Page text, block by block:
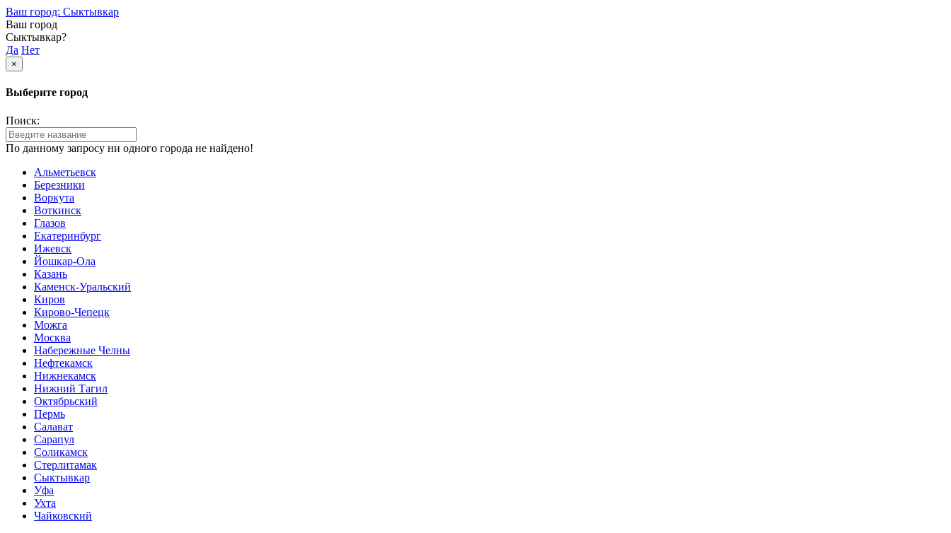
Ваш город: Сыктывкар
Ваш город
Сыктывкар?
Да Нет
×
Выберите город
Поиск:
По данному запросу ни одного города не найдено!
Альметьевск
Березники
Воркута
Воткинск
Глазов
Екатеринбург
Ижевск
Йошкар-Ола
Казань
Каменск-Уральский
Киров
Кирово-Чепецк
Можга
Москва
Набережные Челны
Нефтекамск
Нижнекамск
Нижний Тагил
Октябрьский
Пермь
Салават
Сарапул
Соликамск
Стерлитамак
Сыктывкар
Уфа
Ухта
Чайковский